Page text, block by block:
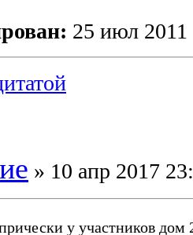
25 июл 2011
» 10 апр 2017
у участников дом